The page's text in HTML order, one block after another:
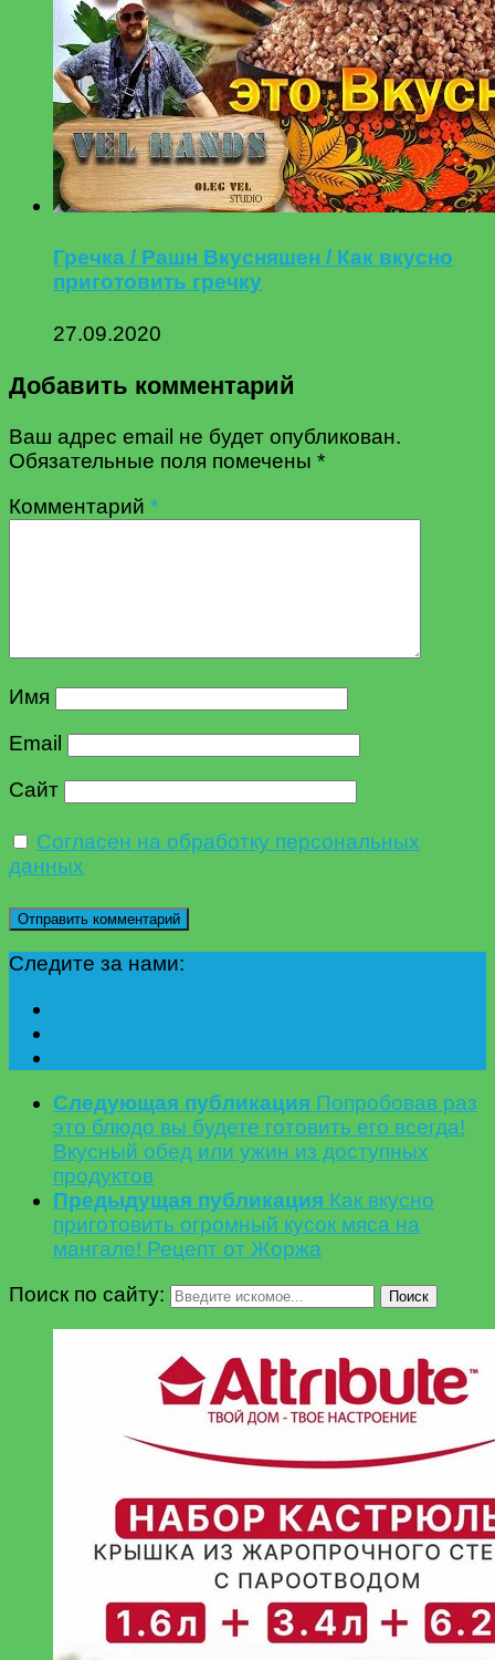
Гречка / Рашн Вкусняшен / Как вкусно
приготовить гречку
27.09.2020
Добавить комментарий
Ваш адрес email не будет опубликован.
Обязательные поля помечены *
Комментарий *
Имя
Email
Сайт
Согласен на обработку персональных
данных
Следите за нами:
Следующая публикация Попробовав раз
это блюдо вы будете готовить его всегда!
Вкусный обед или ужин из доступных
продуктов
Предыдущая публикация Как вкусно
приготовить огромный кусок мяса на
мангале! Рецепт от Жоржа
Поиск по сайту:
Поиск